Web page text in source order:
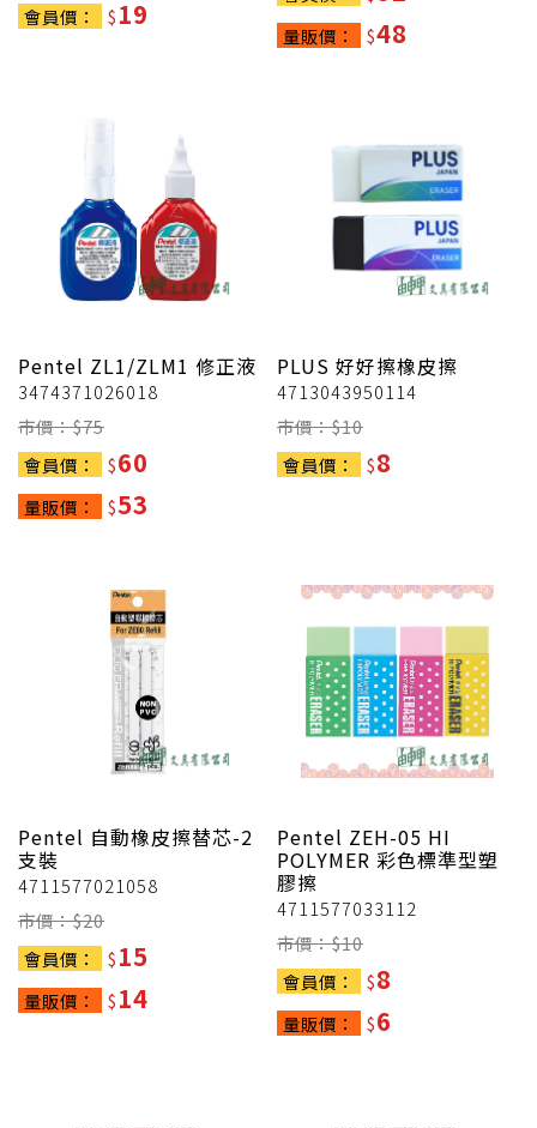
會員價： $19
量販價： $48
Pentel ZL1/ZLM1 修正液
3474371026018
市價：$75
會員價：
$60
量販價： $53
PLUS 好好擦橡皮擦
4713043950114
市價：$10
會員價：
$8
Pentel 自動橡皮擦替芯-2
支裝
4711577021058
市價：$20
會員價：
$15
量販價： $14
Pentel ZEH-05 HI
POLYMER 彩色標準型塑
膠擦
4711577033112
市價：$10
會員價：
$8
量販價： $6